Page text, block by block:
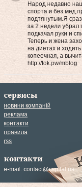
Народ недавно
спорта и без
подтянутым.Я
за 2 недели убрал
подкачал руки и
Теперь и жена
на диетах и
кoпeeчнaя, а
http://tok.pw/mblog
сервисы
новини компаній
реклама
контакти
правила
rss
контакти
e-mail: contact@capital.ua